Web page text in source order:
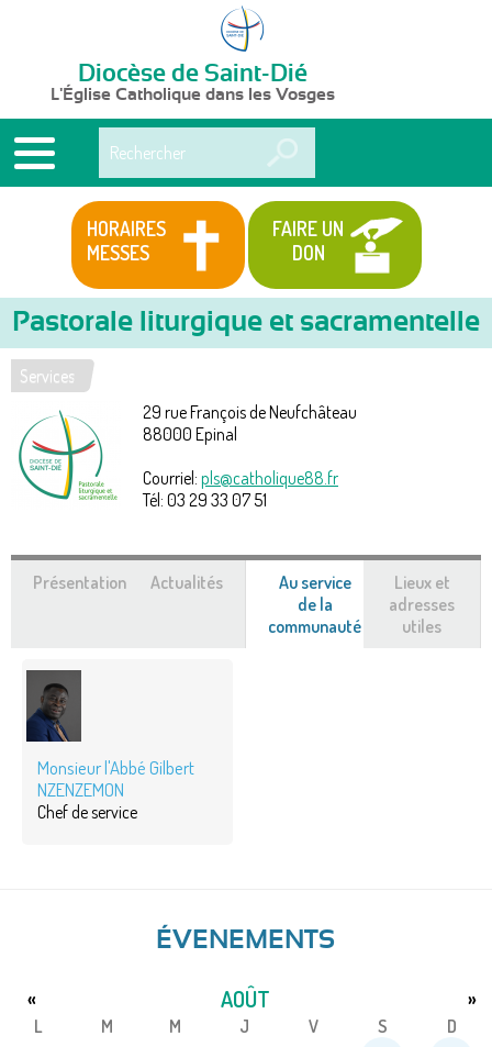
Diocèse de Saint-Dié
L'Église Catholique dans les Vosges
HORAIRES
MESSES
FAIRE UN
DON
Vous
êtes
ici
Services
Pastorale liturgique et sacramentelle
29 rue François de Neufchâteau
88000 Epinal
Courriel: pls@catholique88.fr
Tél: 03 29 33 07 51
Présentation Actualités
Au service
de la
communauté (onglet
Lieux et
adresses
utiles
Monsieur l'Abbé Gilbert
NZENZEMON
Chef de service
ÉVENEMENTS
AOÛT
« »
L M M J V S
D